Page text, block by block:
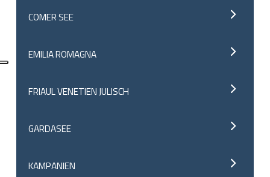
COMER SEE
EMILIA ROMAGNA
FRIAUL VENETIEN JULISCH
GARDASEE
KAMPANIEN